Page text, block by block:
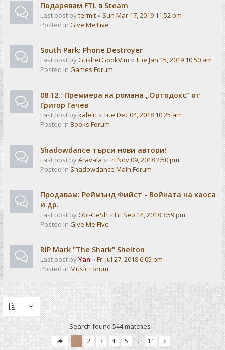
Подарявам FTL в Steam
Last post bytermit « Sun Mar 17, 2019 11:52 pm
Posted in Give Me Five
South Park: Phone Destroyer
Last post byGusherGookVim « Tue Jan 15, 2019 10:50 am
Posted in Games Forum
08.12.: Премиера на романа „Ортодокс“ от
Григор Гачев
Last post bykalein « Tue Dec 04, 2018 10:25 am
Posted in Books Forum
Shadowdance търси нови автори!
Last post byAravala « Fri Nov 09, 2018 2:50 pm
Posted in Shadowdance Main Forum
Продавам: Реймънд Фийст - Войната на хаоса
и др.
Last post byObi-GeSh « Fri Sep 14, 2018 3:59 pm
Posted in Give Me Five
RIP Mark "The Shark" Shelton
Last post byYan « Fri Jul 27, 2018 6:05 pm
Posted in Music Forum
Search found 544 matches
1 2 3 4 5 … 11